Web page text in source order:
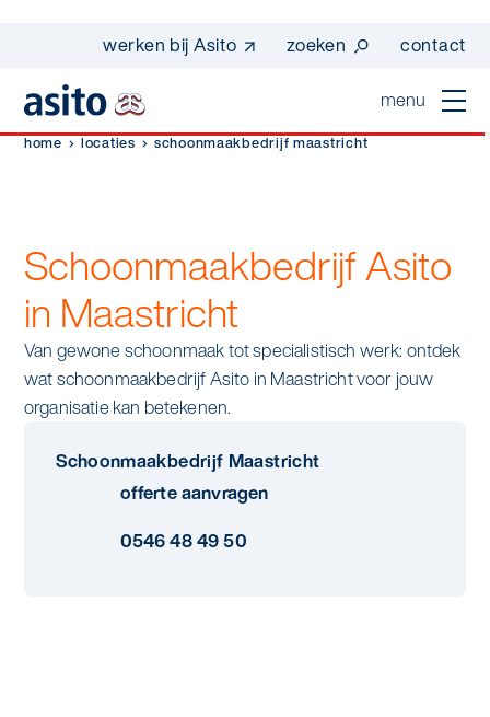
werken bij Asito zoeken contact
menu
Suggesties
werken bij asito
one go - werk beter samen met one go
co2-uitstoot rapportage 2023
duurzame bedrijfskleding
home
Dagelijkse schoonmaak
Interieurreiniging
Vloerreiniging
Schoonmaak
Specialistische schoonmaak
sectoren
In de buurt
Industrie
wij zijn Asito
Ons verhaal
Asito impuls
home locaties schoonmaakbedrijf maastricht
Schoonmaakbedrijf Asito
in Maastricht
Van gewone schoonmaak tot specialistisch werk: ontdek
wat schoonmaakbedrijf Asito in Maastricht voor jouw
organisatie kan betekenen.
Schoonmaakbedrijf Maastricht
offerte aanvragen
0546 48 49 50